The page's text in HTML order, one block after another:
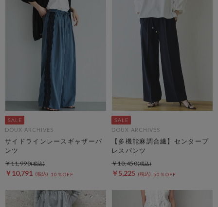
DOUX ARCHIVES
サイドラインレースギャザーパ
ンツ
￥10,791 10％OFF
￥11,990
DOUX ARCHIVES
【多機能麻調合繊】センタープ
レスパンツ
￥5,225 50％OFF
￥10,450